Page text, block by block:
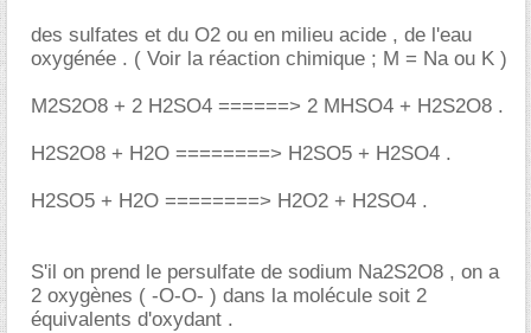
des sulfates et du O2 ou en milieu acide , de l'eau
oxygénée . ( Voir la réaction chimique ; M = Na ou K )
M2S2O8 + 2 H2SO4 ======> 2 MHSO4 + H2S2O8 .
H2S2O8 + H2O ========> H2SO5 + H2SO4 .
H2SO5 + H2O ========> H2O2 + H2SO4 .
S'il on prend le persulfate de sodium Na2S2O8 , on a
2 oxygènes ( -O-O- ) dans la molécule soit 2
équivalents d'oxydant .